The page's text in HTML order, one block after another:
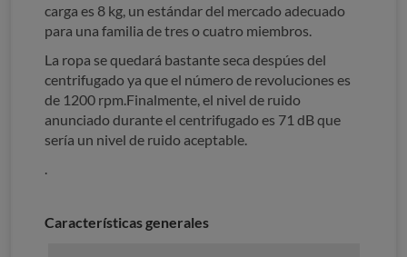
carga es 8 kg, un estándar del mercado adecuado
para una familia de tres o cuatro miembros.
La ropa se quedará bastante seca despúes del
centrifugado ya que el número de revoluciones es
de 1200 rpm.Finalmente, el nivel de ruido
anunciado durante el centrifugado es 71 dB que
sería un nivel de ruido aceptable.
.
Características generales